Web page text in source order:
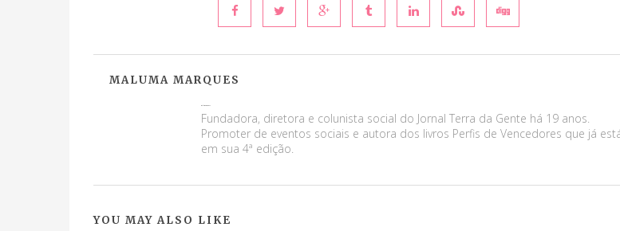
MALUMA MARQUES
Fundadora, diretora e colunista social do Jornal Terra da Gente há 19 anos.
Promoter de eventos sociais e autora dos livros Perfis de Vencedores que já
em sua 4ª edição.
YOU MAY ALSO LIKE